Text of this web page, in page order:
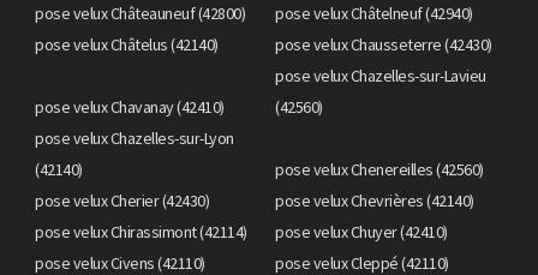
pose velux Châteauneuf (42800)
pose velux Châtelneuf (42940)
pose velux Châtelus (42140)
pose velux Chausseterre (42430)
pose velux Chavanay (42410)
pose velux Chazelles-sur-Lavieu
(42560)
pose velux Chazelles-sur-Lyon
(42140)
pose velux Chenereilles (42560)
pose velux Cherier (42430)
pose velux Chevrières (42140)
pose velux Chirassimont (42114)
pose velux Chuyer (42410)
pose velux Civens (42110)
pose velux Cleppé (42110)